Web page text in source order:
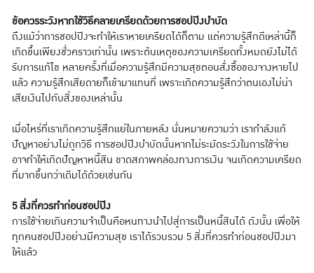
ข้อควรระวังหากใช้วิธีคลายเครียดด้วยการชอปปิงบำบัด
ถึงแม้ว่าการชอปปิงจะทำให้เราหายเครียดได้ก็ตาม แต่ความรู้สึกดีเหล่านี้ก็
เกิดขึ้นเพียงชั่วคราวเท่านั้น เพราะต้นเหตุของความเครียดทั้งหมดยังไม่ได้
รับการแก้ไข หลายครั้งที่เมื่อความรู้สึกมีความสุขตอนสั่งซื้อของจางหายไป
แล้ว ความรู้สึกเสียดายก็เข้ามาแทนที่ เพราะเกิดความรู้สึกว่าตนเองไม่น่า
เสียเงินไปกับสิ่งของเหล่านั้น
เมื่อไหร่ที่เราเกิดความรู้สึกแย่ในภายหลัง นั่นหมายความว่า เรากำลังแก้
ปัญหาอย่างไม่ถูกวิธี การชอปปิงบำบัดนั้นหากไม่ระมัดระวังในการใช้จ่าย
อาจทำให้เกิดปัญหาหนี้สิน ขาดสภาพคล่องทางการเงิน จนเกิดความเครียด
ที่มากขึ้นกว่าเดิมได้ด้วยเช่นกัน
5 สิ่งที่ควรทำก่อนชอปปิง
การใช้จ่ายเกินความจำเป็นคือหนทางนำไปสู่การเป็นหนี้สินได้ ดังนั้น เพื่อให้
ทุกคนชอปปิงอย่างมีความสุข เราได้รวบรวม 5 สิ่งที่ควรทำก่อนชอปปิงมา
ให้แล้ว